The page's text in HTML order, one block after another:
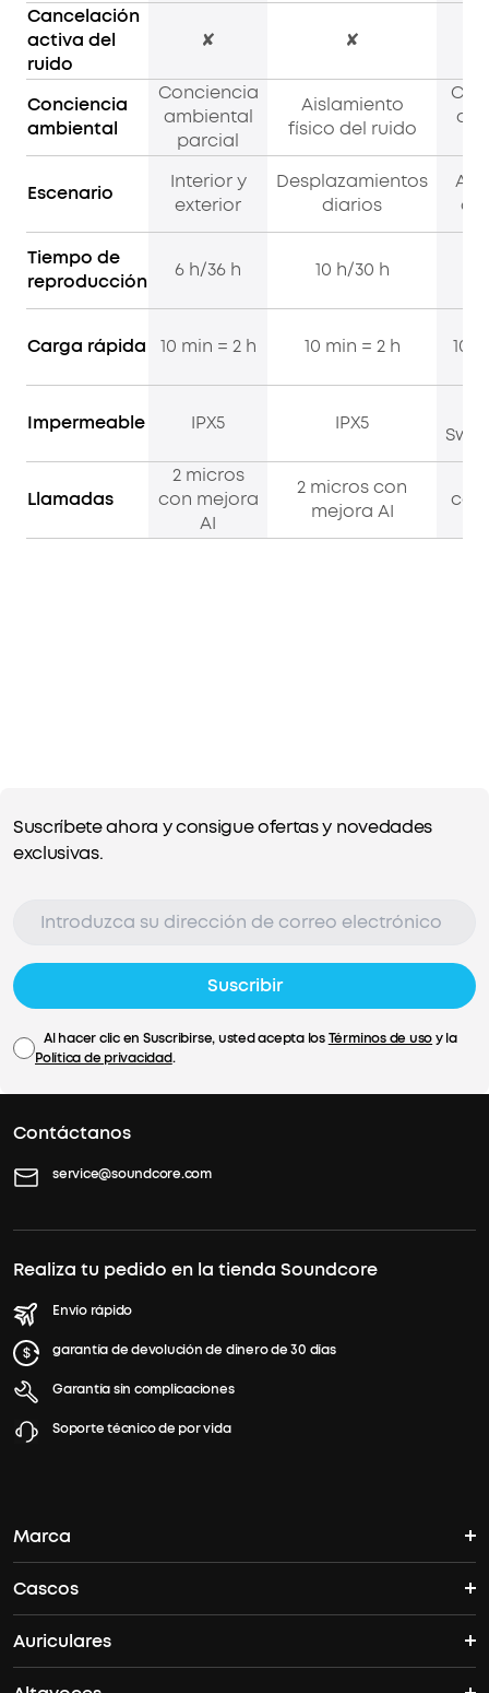
Cancelación
activa del
ruido
✘ ✘
Conciencia
ambiental
Conciencia
ambiental
parcial
Aislamiento
físico del ruido
Escenario
Interior y
exterior
Desplazamientos
diarios
Tiempo de
reproducción
6 h/36 h 10 h/30 h
Carga rápida 10 min = 2 h 10 min = 2 h 10
Impermeable IPX5 IPX5
Llamadas
2 micros
con mejora
AI
2 micros con
mejora AI
con
Suscríbete ahora y consigue ofertas y novedades
exclusivas.
Suscribir
Al hacer clic en Suscribirse, usted acepta losTérminos de usoy la
Política de privacidad.
Contáctanos
service@soundcore.com
Realiza tu pedido en la tienda Soundcore
Envío rápido
garantía de devolución de dinero de 30 días
Garantía sin complicaciones
Soporte técnico de por vida
Marca
La historia del soundcore
¿Dónde puedo encontrar soundcore?
Cascos
Cascos Bluetooth
Auriculares